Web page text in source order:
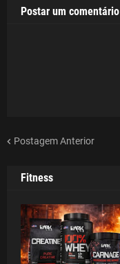
Postar um comentário
Postagem Anterior
Fitness